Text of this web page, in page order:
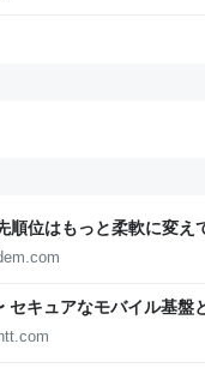
順位はもっと柔軟に変え
っすん by イーアイデム
キュアなモバイル基盤
docomo Business